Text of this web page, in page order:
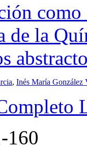
como
de la
, Inés María González
160